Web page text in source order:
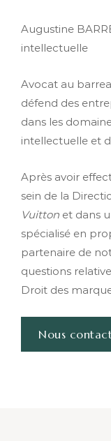
Augustine
intellectuelle
Avocat au
défend des
dans les
intellectuelle et
Après avoir
sein de la
Vuitton et dans
spécialisé en
partenaire de
questions
Droit des
Nous